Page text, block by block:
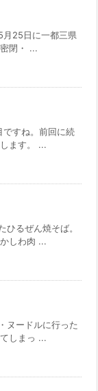
月25日に一都三県
閉・ ...
すね。前回に続
ます。 ...
ひるぜん焼そば。
しわ肉 ...
ヌードルに行った
しまっ ...